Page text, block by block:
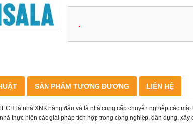
SẢN PHẨM TƯƠNG ĐƯƠNG LIÊN HỆ
là nhà XNK hàng đầu và là nhà cung cấp chuyên nghiệp các
thực hiện các giải pháp tích hợp trong công nghiêp, dân dụng,